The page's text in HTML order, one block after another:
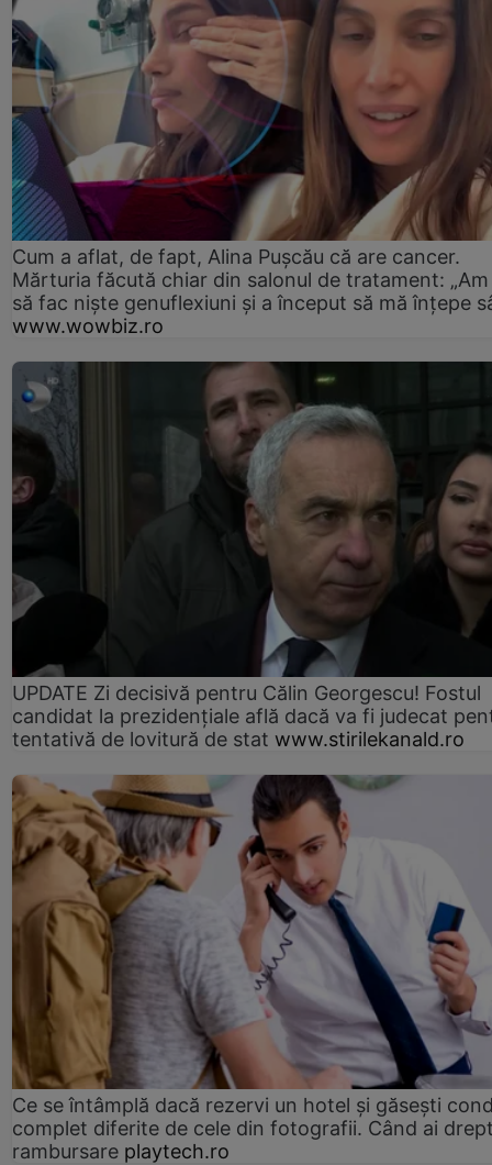
Cum a aflat, de fapt, Alina Pușcău că are cancer.
Mărturia făcută chiar din salonul de tratament:
să fac niște genuflexiuni și a început să mă înțepe
www.wowbiz.ro
UPDATE Zi decisivă pentru Călin Georgescu! Fostul
candidat la prezidențiale află dacă va fi judecat
tentativă de lovitură de stat www.stirilekanald.ro
Ce se întâmplă dacă rezervi un hotel și găsești
complet diferite de cele din fotografii. Când ai
rambursare playtech.ro